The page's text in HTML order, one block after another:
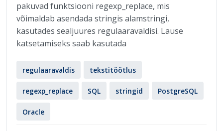
pakuvad funktsiooni regexp_replace, mis
võimaldab asendada stringis alamstringi,
kasutades sealjuures regulaaravaldisi. Lause
katsetamiseks saab kasutada
regulaaravaldis tekstitöötlus
regexp_replace SQL stringid PostgreSQL
Oracle